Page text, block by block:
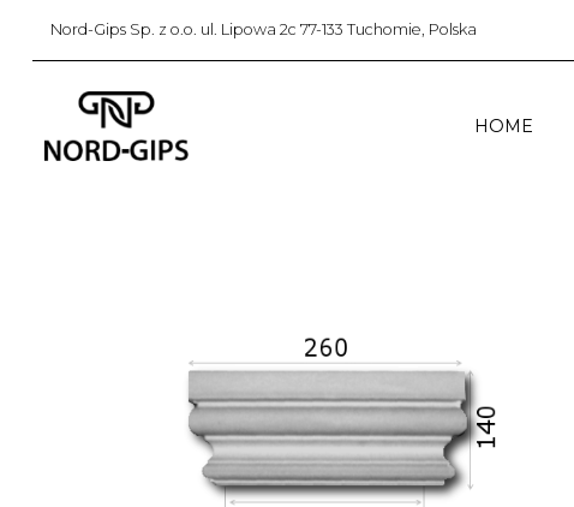
Nord-Gips Sp. z o.o. ul. Lipowa 2c 77-133 Tuchomie, Polska
HOME